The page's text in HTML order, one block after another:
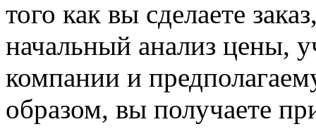
того как вы сделаете
начальный анализ цены,
компании и
образом, вы получаете